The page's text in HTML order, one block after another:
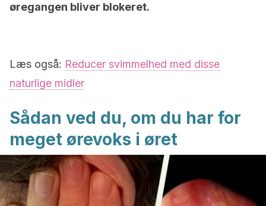
øregangen bliver blokeret.
Læs også: Reducer svimmelhed med disse
naturlige midler
Sådan ved du, om du har for
meget ørevoks i øret